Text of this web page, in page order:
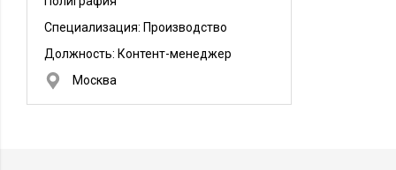
Специализация: Производство
Должность: Контент-менеджер
Москва